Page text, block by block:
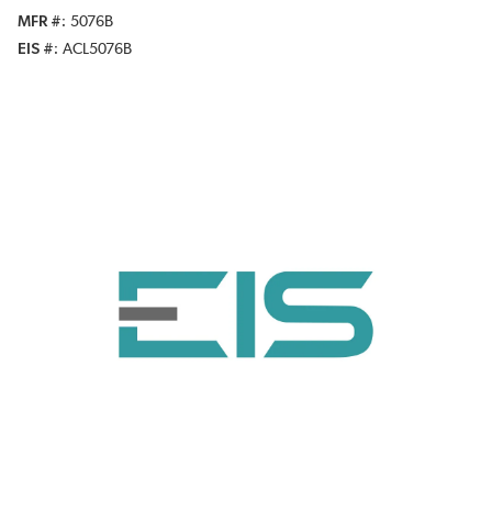
MFR #
5076B
EIS #
ACL5076B